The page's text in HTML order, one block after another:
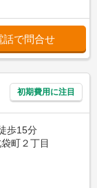
話で問合せ
初期費用に注目
歩15分
町２丁目